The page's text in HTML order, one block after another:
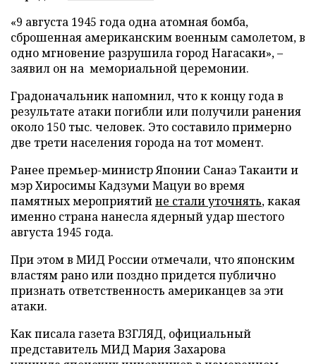
«9 августа 1945 года одна атомная бомба,
сброшенная американским военным самолетом, в
одно мгновение разрушила город Нагасаки», –
заявил он на мемориальной церемонии.
Градоначальник напомнил, что к концу года в
результате атаки погибли или получили ранения
около 150 тыс. человек. Это составило примерно
две трети населения города на тот момент.
Ранее премьер-министр Японии Санаэ Такаити и
мэр Хиросимы Кадзуми Мацуи во время
памятных мероприятийне стали уточнять, какая
именно страна нанесла ядерный удар шестого
августа 1945 года.
При этом в МИД России отмечали, что японским
властям рано или поздно придется публично
признать ответственность американцев за эти
атаки.
Как писала газета ВЗГЛЯД, официальный
представитель МИД Мария Захарова